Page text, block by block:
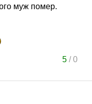
муж помер.
5/0